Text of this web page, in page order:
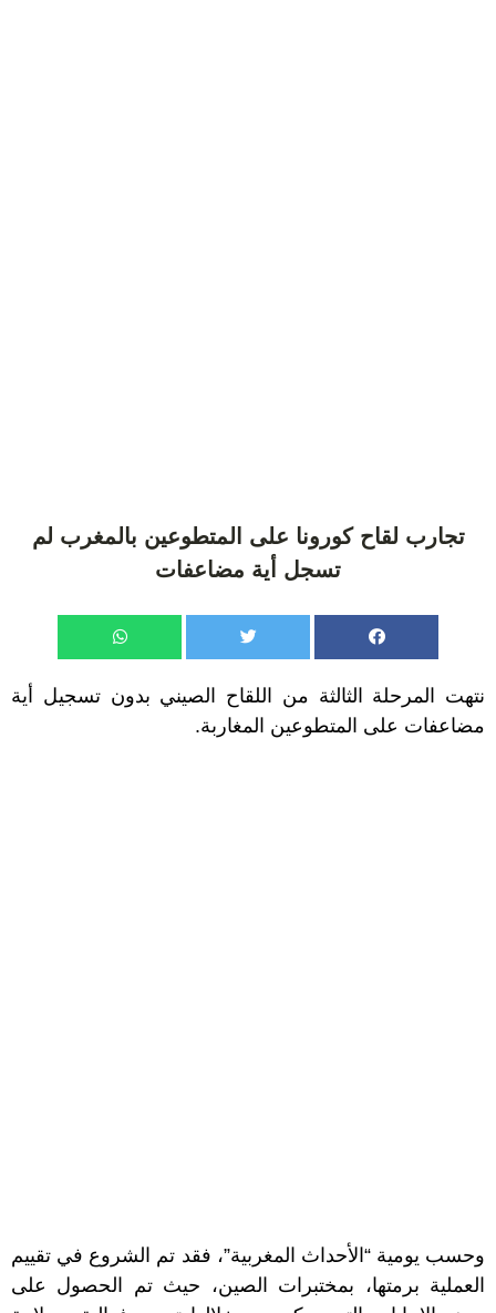
تجارب لقاح كورونا على المتطوعين بالمغرب لم
تسجل أية مضاعفات
نتهت المرحلة الثالثة من اللقاح الصيني بدون تسجيل أية
مضاعفات على المتطوعين المغاربة.
وحسب يومية “الأحداث المغربية”، فقد تم الشروع في تقييم
العملية برمتها، بمختبرات الصين، حيث تم الحصول على